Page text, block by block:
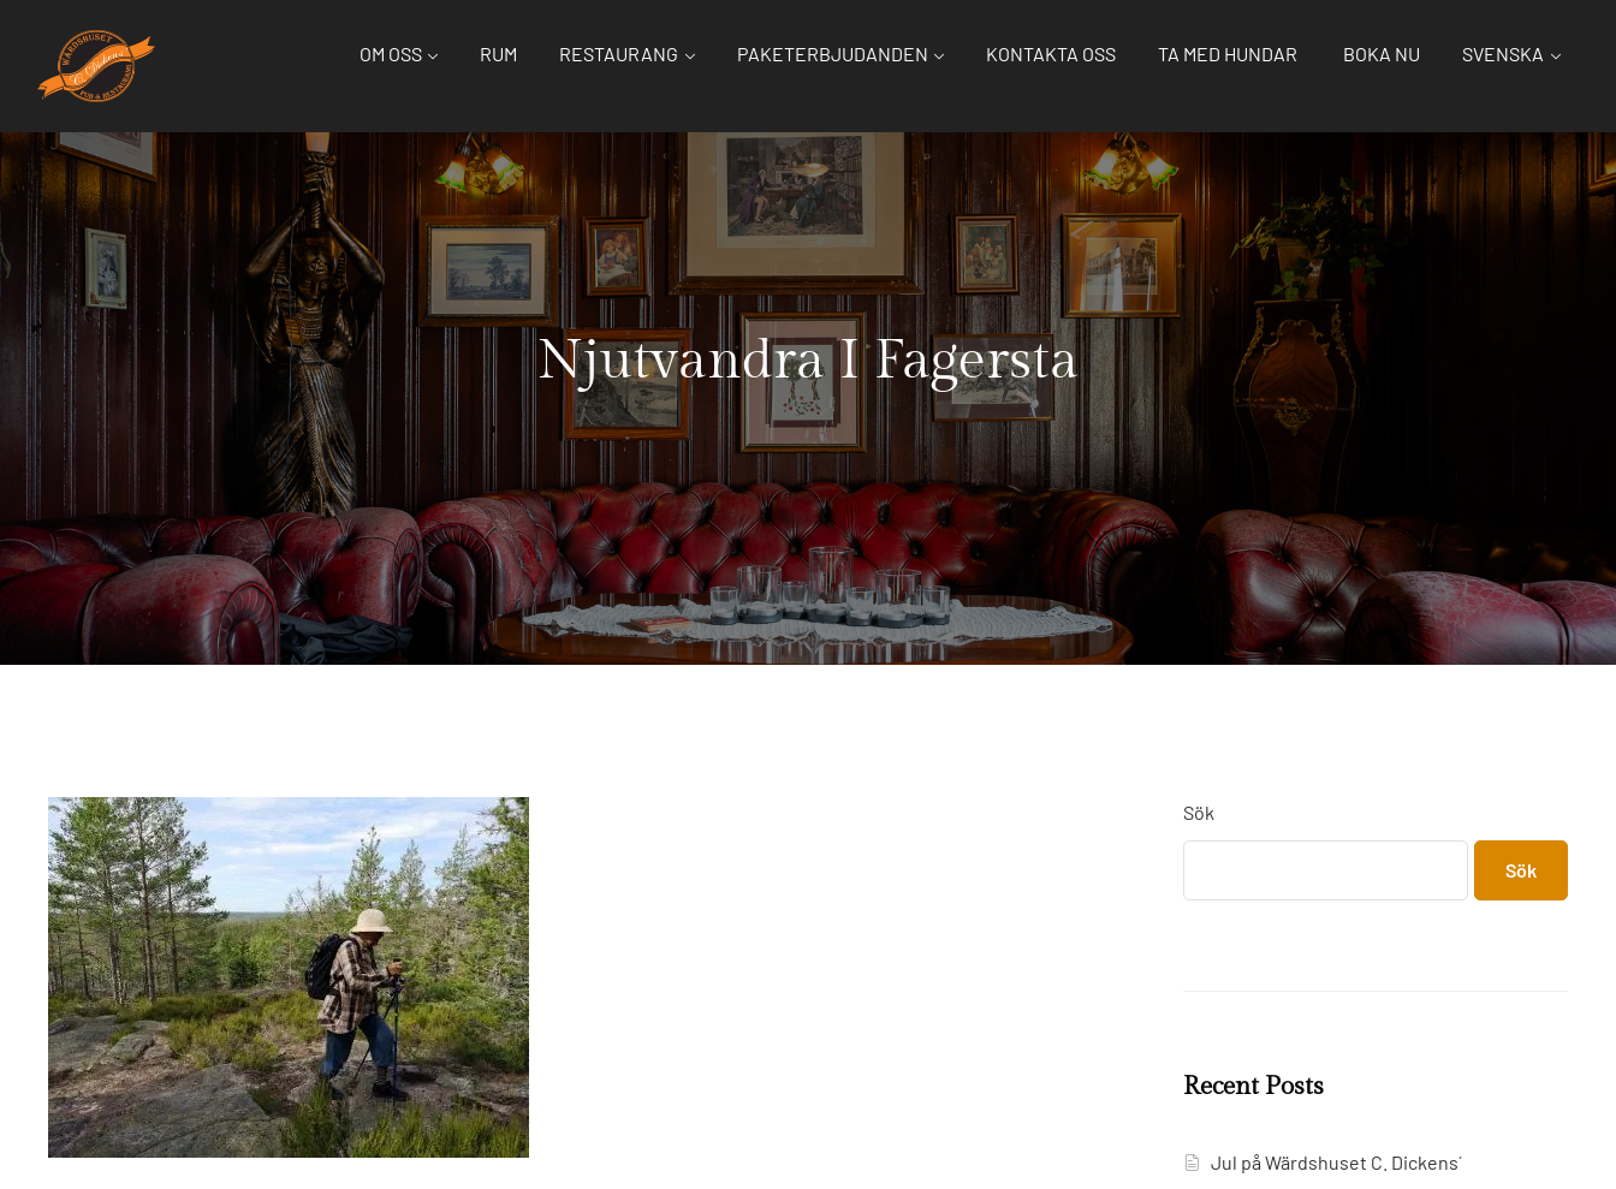
OM OSS RUM RESTAURANG PAKETERBJUDANDEN KONTAKTA OSS TA MED HUNDAR BOKA NU SVENSKA
Njutvandra I Fagersta
Home Nyheterna Njutvandra I Fagersta
Sök
Sök
Recent Posts
Jul på Wärdshuset C. Dickens´